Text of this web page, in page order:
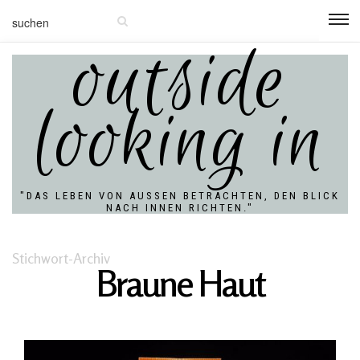
outside
looking in
"DAS LEBEN VON AUSSEN BETRACHTEN, DEN BLICK N
ACH INNEN RICHTEN."
Stichwort-Archiv
Braune Haut